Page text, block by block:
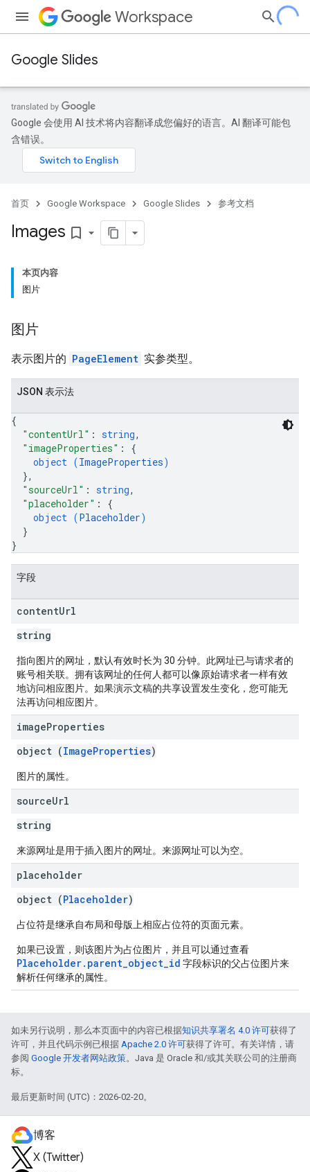
Workspace
Google Slides
Google 会使用 AI 技术将内容翻译成您偏好的语言。AI 翻译可能包
含错误。
首页 Google Workspace Google Slides 参考文档
Images bookmark_border
本页内容
图片
图片
表示图片的 PageElement 实参类型。
JSON 表示法
{
"contentUrl" : string,
"imageProperties" : {
object (ImageProperties)
},
"sourceUrl" : string,
"placeholder" : {
object (Placeholder)
}
}
字段
contentUrl
string
指向图片的网址，默认有效时长为 30 分钟。此网址已与请求者的
账号相关联。拥有该网址的任何人都可以像原始请求者一样有效
地访问相应图片。如果演示文稿的共享设置发生变化，您可能无
法再访问相应图片。
imageProperties
object (ImageProperties)
图片的属性。
sourceUrl
string
来源网址是用于插入图片的网址。来源网址可以为空。
placeholder
object (Placeholder)
占位符是继承自布局和母版上相应占位符的页面元素。
如果已设置，则该图片为占位图片，并且可以通过查看
Placeholder.parent_object_id 字段标识的父占位图片来
解析任何继承的属性。
如未另行说明，那么本页面中的内容已根据知识共享署名 4.0 许可获得了
许可，并且代码示例已根据 Apache 2.0 许可获得了许可。有关详情，请
参阅 Google 开发者网站政策。Java 是 Oracle 和/或其关联公司的注册商
标。
最后更新时间 (UTC)：2026-02-20。
博客
X (Twitter)